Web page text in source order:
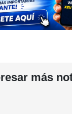
más